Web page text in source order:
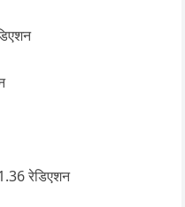
रेडिएशन